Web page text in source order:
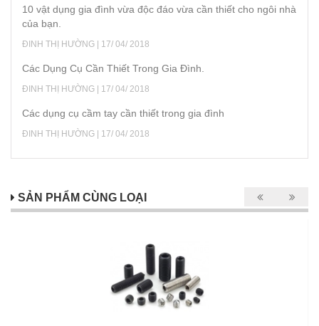
10 vật dụng gia đình vừa độc đáo vừa cần thiết cho ngôi nhà
của bạn.
ĐINH THỊ HƯỜNG | 17/ 04/ 2018
Các Dụng Cụ Cần Thiết Trong Gia Đình.
ĐINH THỊ HƯỜNG | 17/ 04/ 2018
Các dụng cụ cầm tay cần thiết trong gia đình
ĐINH THỊ HƯỜNG | 17/ 04/ 2018
SẢN PHẨM CÙNG LOẠI